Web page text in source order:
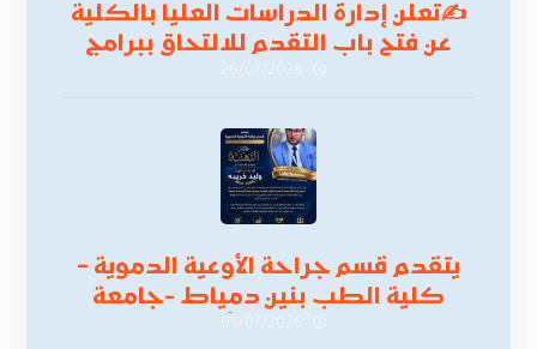
✍تعلن إدارة الدراسات العليا بالكلية
عن فتح باب التقدم للالتحاق ببرامج
أكتوبر 2026،
يتقدم قسم جراحة الأوعية الدموية –
كلية الطب بنين دمياط -جامعة